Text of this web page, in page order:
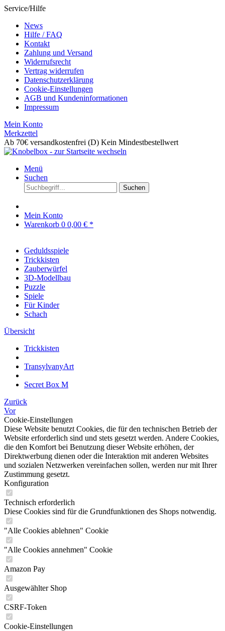
Service/Hilfe
News
Hilfe / FAQ
Kontakt
Zahlung und Versand
Widerrufsrecht
Vertrag widerrufen
Datenschutzerklärung
Cookie-Einstellungen
AGB und Kundeninformationen
Impressum
Mein Konto
Merkzettel
Ab 70€ versandkostenfrei (D) Kein Mindestbestellwert
Menü
Suchen
Suchen
Mein Konto
Warenkorb 0 0,00 € *
Geduldsspiele
Trickkisten
Zauberwürfel
3D-Modellbau
Puzzle
Spiele
Für Kinder
Schach
Übersicht
Trickkisten
TransylvanyArt
Secret Box M
Zurück
Vor
Cookie-Einstellungen
Diese Website benutzt Cookies, die für den technischen Betrieb der
Website erforderlich sind und stets gesetzt werden. Andere Cookies,
die den Komfort bei Benutzung dieser Website erhöhen, der
Direktwerbung dienen oder die Interaktion mit anderen Websites
und sozialen Netzwerken vereinfachen sollen, werden nur mit Ihrer
Zustimmung gesetzt.
Konfiguration
Technisch erforderlich
Diese Cookies sind für die Grundfunktionen des Shops notwendig.
"Alle Cookies ablehnen" Cookie
"Alle Cookies annehmen" Cookie
Amazon Pay
Ausgewählter Shop
CSRF-Token
Cookie-Einstellungen